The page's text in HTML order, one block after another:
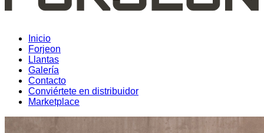
Inicio
Forjeon
Llantas
Galería
Contacto
Conviértete en distribuidor
Marketplace